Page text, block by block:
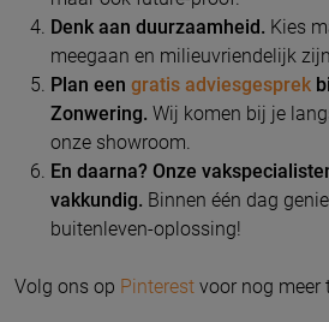
Denk aan duurzaamheid. Kies
meegaan en milieuvriendelijk
Plan een gratis adviesgesprek
Zonwering. Wij komen bij je
onze showroom.
En daarna? Onze
vakkundig. Binnen één dag
buitenleven-oplossing!
Volg ons op Pinterest voor nog